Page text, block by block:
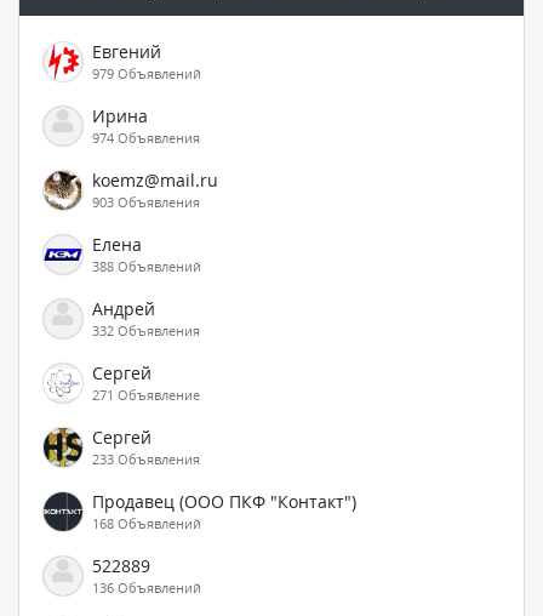
Евгений
979 Объявлений
Ирина
974 Объявления
koemz@mail.ru
903 Объявления
Елена
388 Объявлений
Андрей
332 Объявления
Сергей
271 Объявление
Сергей
233 Объявления
Продавец (ООО ПКФ "Контакт")
168 Объявлений
522889
136 Объявлений